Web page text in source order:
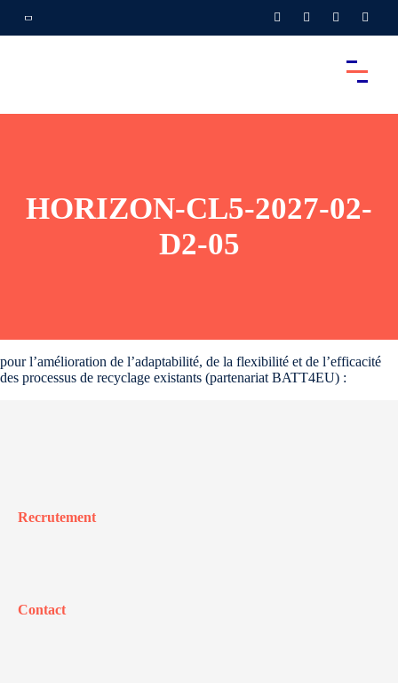
HORIZON-CL5-2027-02-
D2-05
pour l’amélioration de l’adaptabilité, de la flexibilité et de l’efficacité
des processus de recyclage existants (partenariat BATT4EU) :
Recrutement
Contact